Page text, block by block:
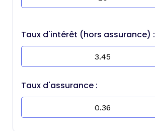
Taux d'intérêt (hors assurance) :
Taux d'assurance :